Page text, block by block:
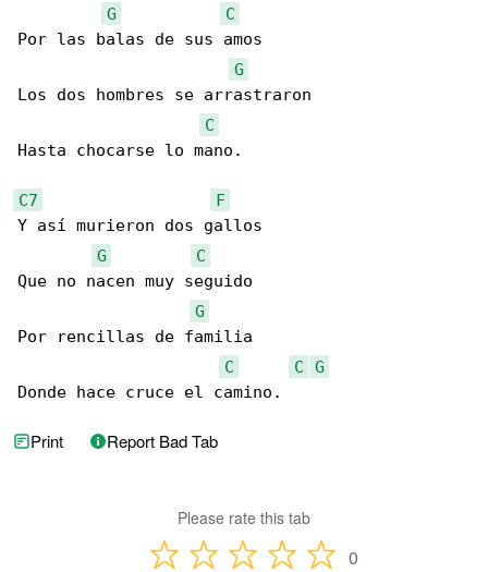
G
C
Por las balas de sus amos
G
Los dos hombres se arrastraron
C
Hasta chocarse lo mano.
C7
F
Y así murieron dos gallos
G
C
Que no nacen muy seguido
G
Por rencillas de familia
C
C
G
Donde hace cruce el camino.
Print Report Bad Tab
Please rate this tab
0